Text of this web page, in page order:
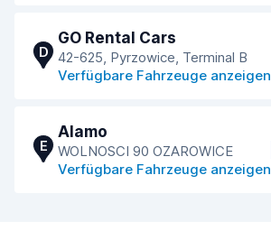
D
GO Rental Cars
42-625, Pyrzowice, Terminal B
Verfügbare Fahrzeuge anzeigen
E
Alamo
WOLNOSCI 90 OZAROWICE
Verfügbare Fahrzeuge anzeigen